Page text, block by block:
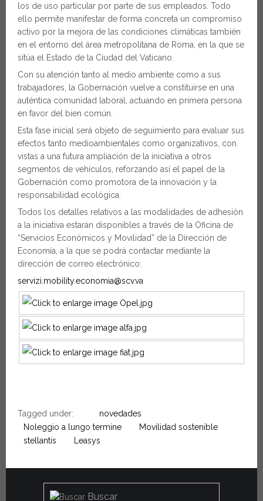
los de uso particular por parte de sus empleados. Todo
ello permite manifestar de forma concreta un compromiso
activo por la mejora de las condiciones climáticas también
en el entorno del área metropolitana de Roma, en la que se
sitúa el Estado de la Ciudad del Vaticano.
Con su atención tanto al medio ambiente como a sus
trabajadores, la Gobernación vuelve a constituirse en una
auténtica comunidad laboral, actuando en primera persona
en favor del bien común.
Esta fase inicial será objeto de seguimiento para evaluar sus
efectos tanto medioambientales como organizativos, con
vistas a una futura ampliación de la iniciativa a otros
segmentos de vehículos, reforzando así el papel de la
Gobernación como promotora de la innovación y la
responsabilidad ecológica.
Todos los detalles relativos a las modalidades de adhesión
a la iniciativa estarán disponibles a través de la Oficina de
“Servicios Económicos y Movilidad” de la Dirección de
Economía, a la que se podrá contactar mediante la
dirección de correo electrónico:
servizi.mobility.economia@scv.va
Tagged under:
novedades
Noleggio a lungo termine
Movilidad sostenible
stellantis
Leasys
Buscar